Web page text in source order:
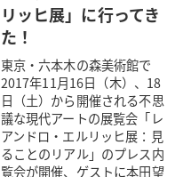
リッヒ展」に行ってき
た！
東京・六本木の森美術館で
2017年11月16日（木）、18
日（土）から開催される不思
議な現代アートの展覧会「レ
アンドロ・エルリッヒ展：見
ることのリアル」のプレス内
覧会が開催、ゲストに本田望